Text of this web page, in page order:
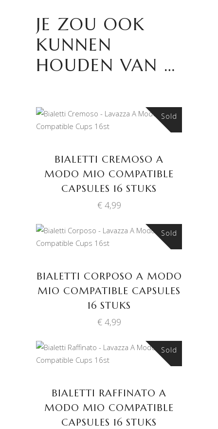
JE ZOU OOK
KUNNEN
HOUDEN VAN …
Sold
LEES VERDER
BIALETTI CREMOSO A
MODO MIO COMPATIBLE
CAPSULES 16 STUKS
€4,99
Sold
LEES VERDER
BIALETTI CORPOSO A MODO
MIO COMPATIBLE CAPSULES
16 STUKS
€4,99
Sold
LEES VERDER
BIALETTI RAFFINATO A
MODO MIO COMPATIBLE
CAPSULES 16 STUKS